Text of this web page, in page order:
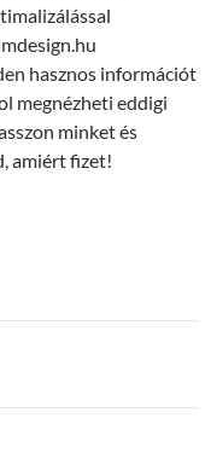
hasznos információt
megnézheti eddigi
minket és
amiért fizet!